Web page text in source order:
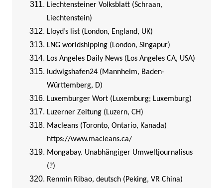
Liechtensteiner Volksblatt (Schraan,
Liechtenstein)
Lloyd’s list (London, England, UK)
LNG worldshipping (London, Singapur)
Los Angeles Daily News (Los Angeles CA, USA)
ludwigshafen24 (Mannheim, Baden-
Württemberg, D)
Luxemburger Wort (Luxemburg; Luxemburg)
Luzerner Zeitung (Luzern, CH)
Macleans (Toronto, Ontario, Kanada)
https://www.macleans.ca/
Mongabay. Unabhängiger Umweltjournalisus
(?)
Renmin Ribao, deutsch (Peking, VR China)